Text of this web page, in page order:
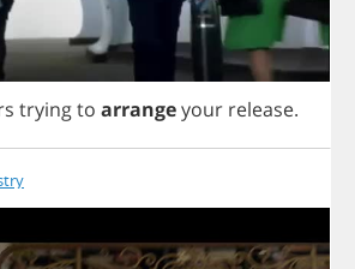
tryingto arrangeyour release.